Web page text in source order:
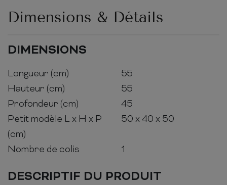
Dimensions & Détails
DIMENSIONS
Longueur (cm)
55
Hauteur (cm)
55
Profondeur (cm)
45
Petit modèle L x H x P
(cm)
50 x 40 x 50
Nombre de colis 1
DESCRIPTIF DU PRODUIT